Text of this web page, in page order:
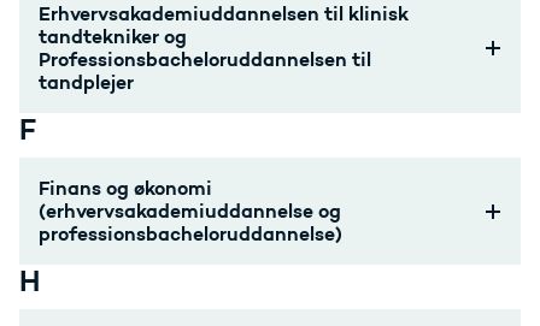
Erhvervsakademiuddannelsen til klinisk
tandtekniker og
Professionsbacheloruddannelsen til
tandplejer
F
Finans og økonomi
(erhvervsakademiuddannelse og
professionsbacheloruddannelse)
H